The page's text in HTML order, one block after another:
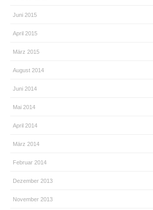
Juni 2015
April 2015
März 2015
August 2014
Juni 2014
Mai 2014
April 2014
März 2014
Februar 2014
Dezember 2013
November 2013